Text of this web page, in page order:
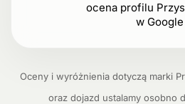
ocena profilu
w Google
Oceny i wyróżnienia dotyczą marki
oraz dojazd ustalamy osobno